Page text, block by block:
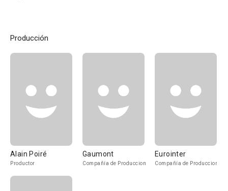
Producción
Alain Poiré
Productor
Gaumont
Compañía de Produccion
Eurointer
Compañía de Produccion